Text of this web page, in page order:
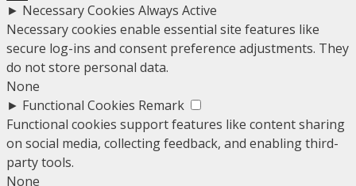
► Necessary Cookies Always Active
Necessary cookies enable essential site features like
secure log-ins and consent preference adjustments. They
do not store personal data.
None
► Functional Cookies Remark
Functional cookies support features like content sharing
on social media, collecting feedback, and enabling third-
party tools.
None